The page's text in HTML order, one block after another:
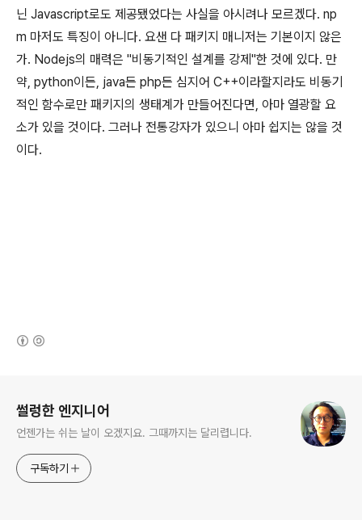
닌 Javascript로도 제공됐었다는 사실을 아시려나 모르겠다. np
m 마저도 특징이 아니다. 요샌 다 패키지 매니저는 기본이지 않은
가. Nodejs의 매력은 "비동기적인 설계를 강제"한 것에 있다. 만
약, python이든, java든 php든 심지어 C++이라할지라도 비동기
적인 함수로만 패키지의 생태계가 만들어진다면, 아마 열광할 요
소가 있을 것이다. 그러나 전통강자가 있으니 아마 쉽지는 않을 것
이다.
썰렁한 엔지니어
언젠가는 쉬는 날이 오겠지요. 그때까지는 달리렵니다.
구독하기